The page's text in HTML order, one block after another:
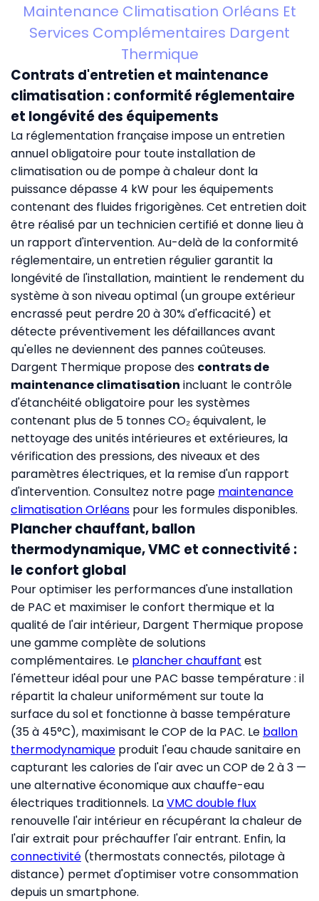
Maintenance Climatisation Orléans Et
Services Complémentaires Dargent
Thermique
Contrats d'entretien et maintenance
climatisation : conformité réglementaire
et longévité des équipements
La réglementation française impose un entretien
annuel obligatoire pour toute installation de
climatisation ou de pompe à chaleur dont la
puissance dépasse 4 kW pour les équipements
contenant des fluides frigorigènes. Cet entretien doit
être réalisé par un technicien certifié et donne lieu à
un rapport d'intervention. Au-delà de la conformité
réglementaire, un entretien régulier garantit la
longévité de l'installation, maintient le rendement du
système à son niveau optimal (un groupe extérieur
encrassé peut perdre 20 à 30% d'efficacité) et
détecte préventivement les défaillances avant
qu'elles ne deviennent des pannes coûteuses.
Dargent Thermique propose des contrats de
maintenance climatisation incluant le contrôle
d'étanchéité obligatoire pour les systèmes
contenant plus de 5 tonnes CO₂ équivalent, le
nettoyage des unités intérieures et extérieures, la
vérification des pressions, des niveaux et des
paramètres électriques, et la remise d'un rapport
d'intervention. Consultez notre page maintenance
climatisation Orléans pour les formules disponibles.
Plancher chauffant, ballon
thermodynamique, VMC et connectivité :
le confort global
Pour optimiser les performances d'une installation
de PAC et maximiser le confort thermique et la
qualité de l'air intérieur, Dargent Thermique propose
une gamme complète de solutions
complémentaires. Le plancher chauffant est
l'émetteur idéal pour une PAC basse température : il
répartit la chaleur uniformément sur toute la
surface du sol et fonctionne à basse température
(35 à 45°C), maximisant le COP de la PAC. Le ballon
thermodynamique produit l'eau chaude sanitaire en
capturant les calories de l'air avec un COP de 2 à 3 —
une alternative économique aux chauffe-eau
électriques traditionnels. LaVMC double flux
renouvelle l'air intérieur en récupérant la chaleur de
l'air extrait pour préchauffer l'air entrant. Enfin, la
connectivité (thermostats connectés, pilotage à
distance) permet d'optimiser votre consommation
depuis un smartphone.